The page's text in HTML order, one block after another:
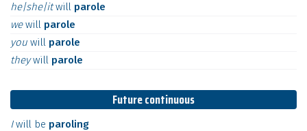
he|she|itwill parole
wewill parole
you will parole
theywill parole
Future continuous
Iwill be paroling